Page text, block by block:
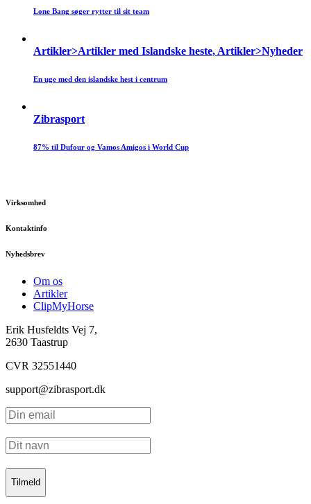
Lone Bang søger rytter til sit team
Artikler>Artikler med Islandske heste, Artikler>Nyheder
En uge med den islandske hest i centrum
Zibrasport
87% til Dufour og Vamos Amigos i World Cup
Virksomhed
Kontaktinfo
Nyhedsbrev
Om os
Artikler
ClipMyHorse
Erik Husfeldts Vej 7,
2630 Taastrup
CVR 32551440
support@zibrasport.dk
Tilmeld